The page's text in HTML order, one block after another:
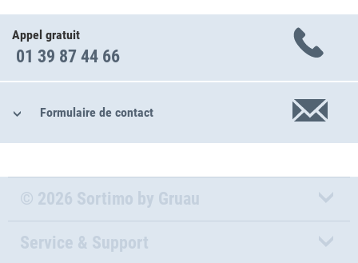
Appel gratuit
01 39 87 44 66
Formulaire de contact
© 2026 Sortimo by Gruau
Service & Support